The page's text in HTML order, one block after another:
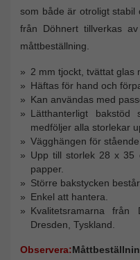
som både är otroligt stabil
från Döhnert tillverkas
måttbeställning.
2 mm tjockt, tvättat glas
Häftas för hand och
Kan användas med
Lätthanterligt
medföljer alla storlekar
Vägghängen för
Upp till storlek 28 x 35
papper.
Större bakstycken
Enkel att hantera.
Kvalitetsramarna från
Dresden, Tyskland.
Observera: